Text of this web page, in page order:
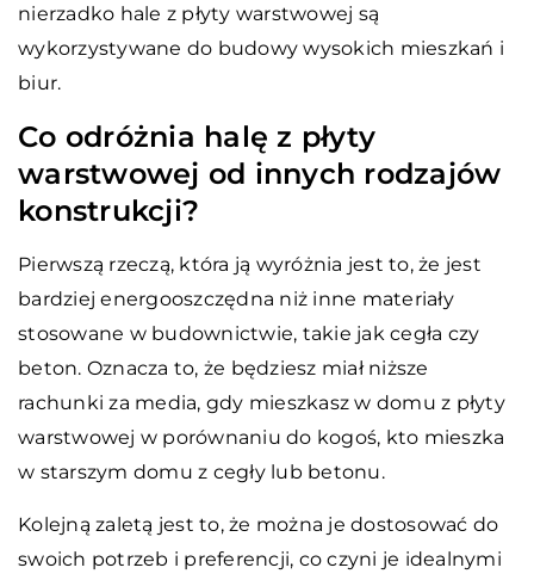
nierzadko hale z płyty warstwowej są
wykorzystywane do budowy wysokich mieszkań i
biur.
Co odróżnia halę z płyty
warstwowej od innych rodzajów
konstrukcji?
Pierwszą rzeczą, która ją wyróżnia jest to, że jest
bardziej energooszczędna niż inne materiały
stosowane w budownictwie, takie jak cegła czy
beton. Oznacza to, że będziesz miał niższe
rachunki za media, gdy mieszkasz w domu z płyty
warstwowej w porównaniu do kogoś, kto mieszka
w starszym domu z cegły lub betonu.
Kolejną zaletą jest to, że można je dostosować do
swoich potrzeb i preferencji, co czyni je idealnymi